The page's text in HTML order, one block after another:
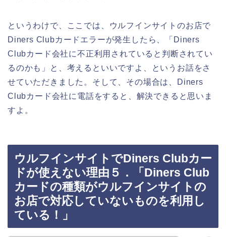
というわけで、ここでは、ウルフインサイトのお店で
Diners Clubカードエラーが発生したら、「Diners
Clubカード会社に不正利用されていると判断されてい
るのかも」と、考えるといいですよ、というお話をさ
せていただきました。そして、その場合は、Diners
Clubカード会社に電話をすると、解決できると思いま
すよ。
ウルフインサイトでDiners Clubカー
ドが使えない理由５．「Diners Club
カードの種類がウルフインサイトの
お店で対応していないものを利用し
ている！」